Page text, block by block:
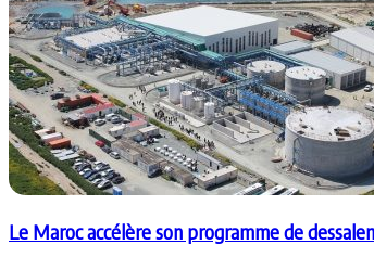
Le Maroc accélère son programme de